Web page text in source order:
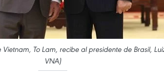
To Lam, recibe al presidente de Brasil,
VNA)